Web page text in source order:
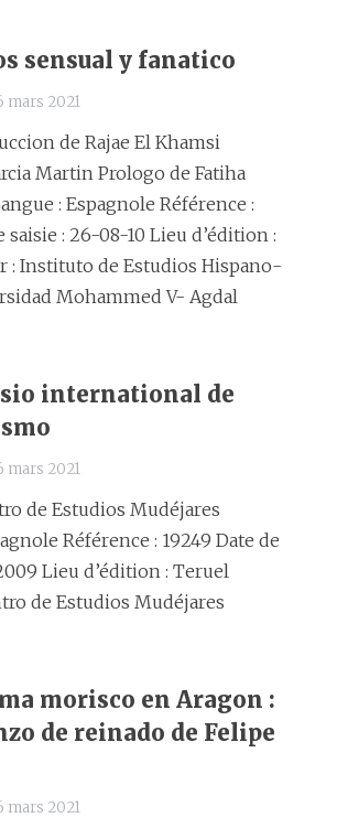
sensual y fanatico
mars 2021
de Rajae El Khamsi
Martin Prologo de Fatiha
: Espagnole Référence :
saisie : 26-08-10 Lieu d’édition :
: Instituto de Estudios Hispano-
Mohammed V- Agdal
international de
mars 2021
de Estudios Mudéjares
Référence : 19249 Date de
Lieu d’édition : Teruel
de Estudios Mudéjares
morisco en Aragon :
de reinado de Felipe
mars 2021